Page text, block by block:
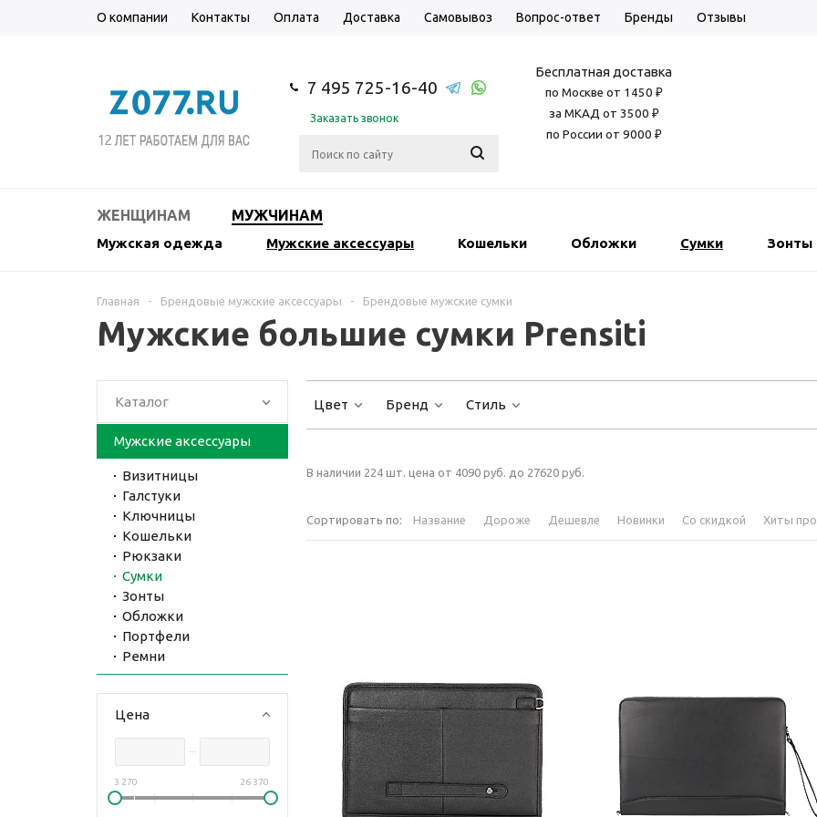
О компании Контакты Оплата Доставка Самовывоз Вопрос-ответ Бренды Отзывы
7 495 725-16-40
Заказать звонок
Бесплатная доставка
по Москве от 1450 ₽
за МКАД от 3500 ₽
по России от 9000 ₽
ЖЕНЩИНАМ МУЖЧИНАМ
Мужская одежда Мужские аксессуары Кошельки Обложки Сумки Зонты
Главная - Брендовые мужские аксессуары - Брендовые мужские сумки
Мужские большие сумки Prensiti
Каталог
Мужские аксессуары
Визитницы
Галстуки
Ключницы
Кошельки
Рюкзаки
Сумки
Зонты
Обложки
Портфели
Ремни
Цена
3 270 26 370
Цвет Бренд Стиль
В наличии 224 шт. цена от 4090 руб. до 27620 руб.
Сортировать по: Название Дороже Дешевле Новинки Со скидкой Хиты